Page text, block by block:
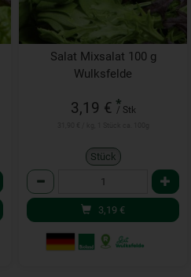
Salat Mixsalat 100 g
Wulksfelde
3,19 € *
/ Stk
Stück
Anzahl
3,19 €